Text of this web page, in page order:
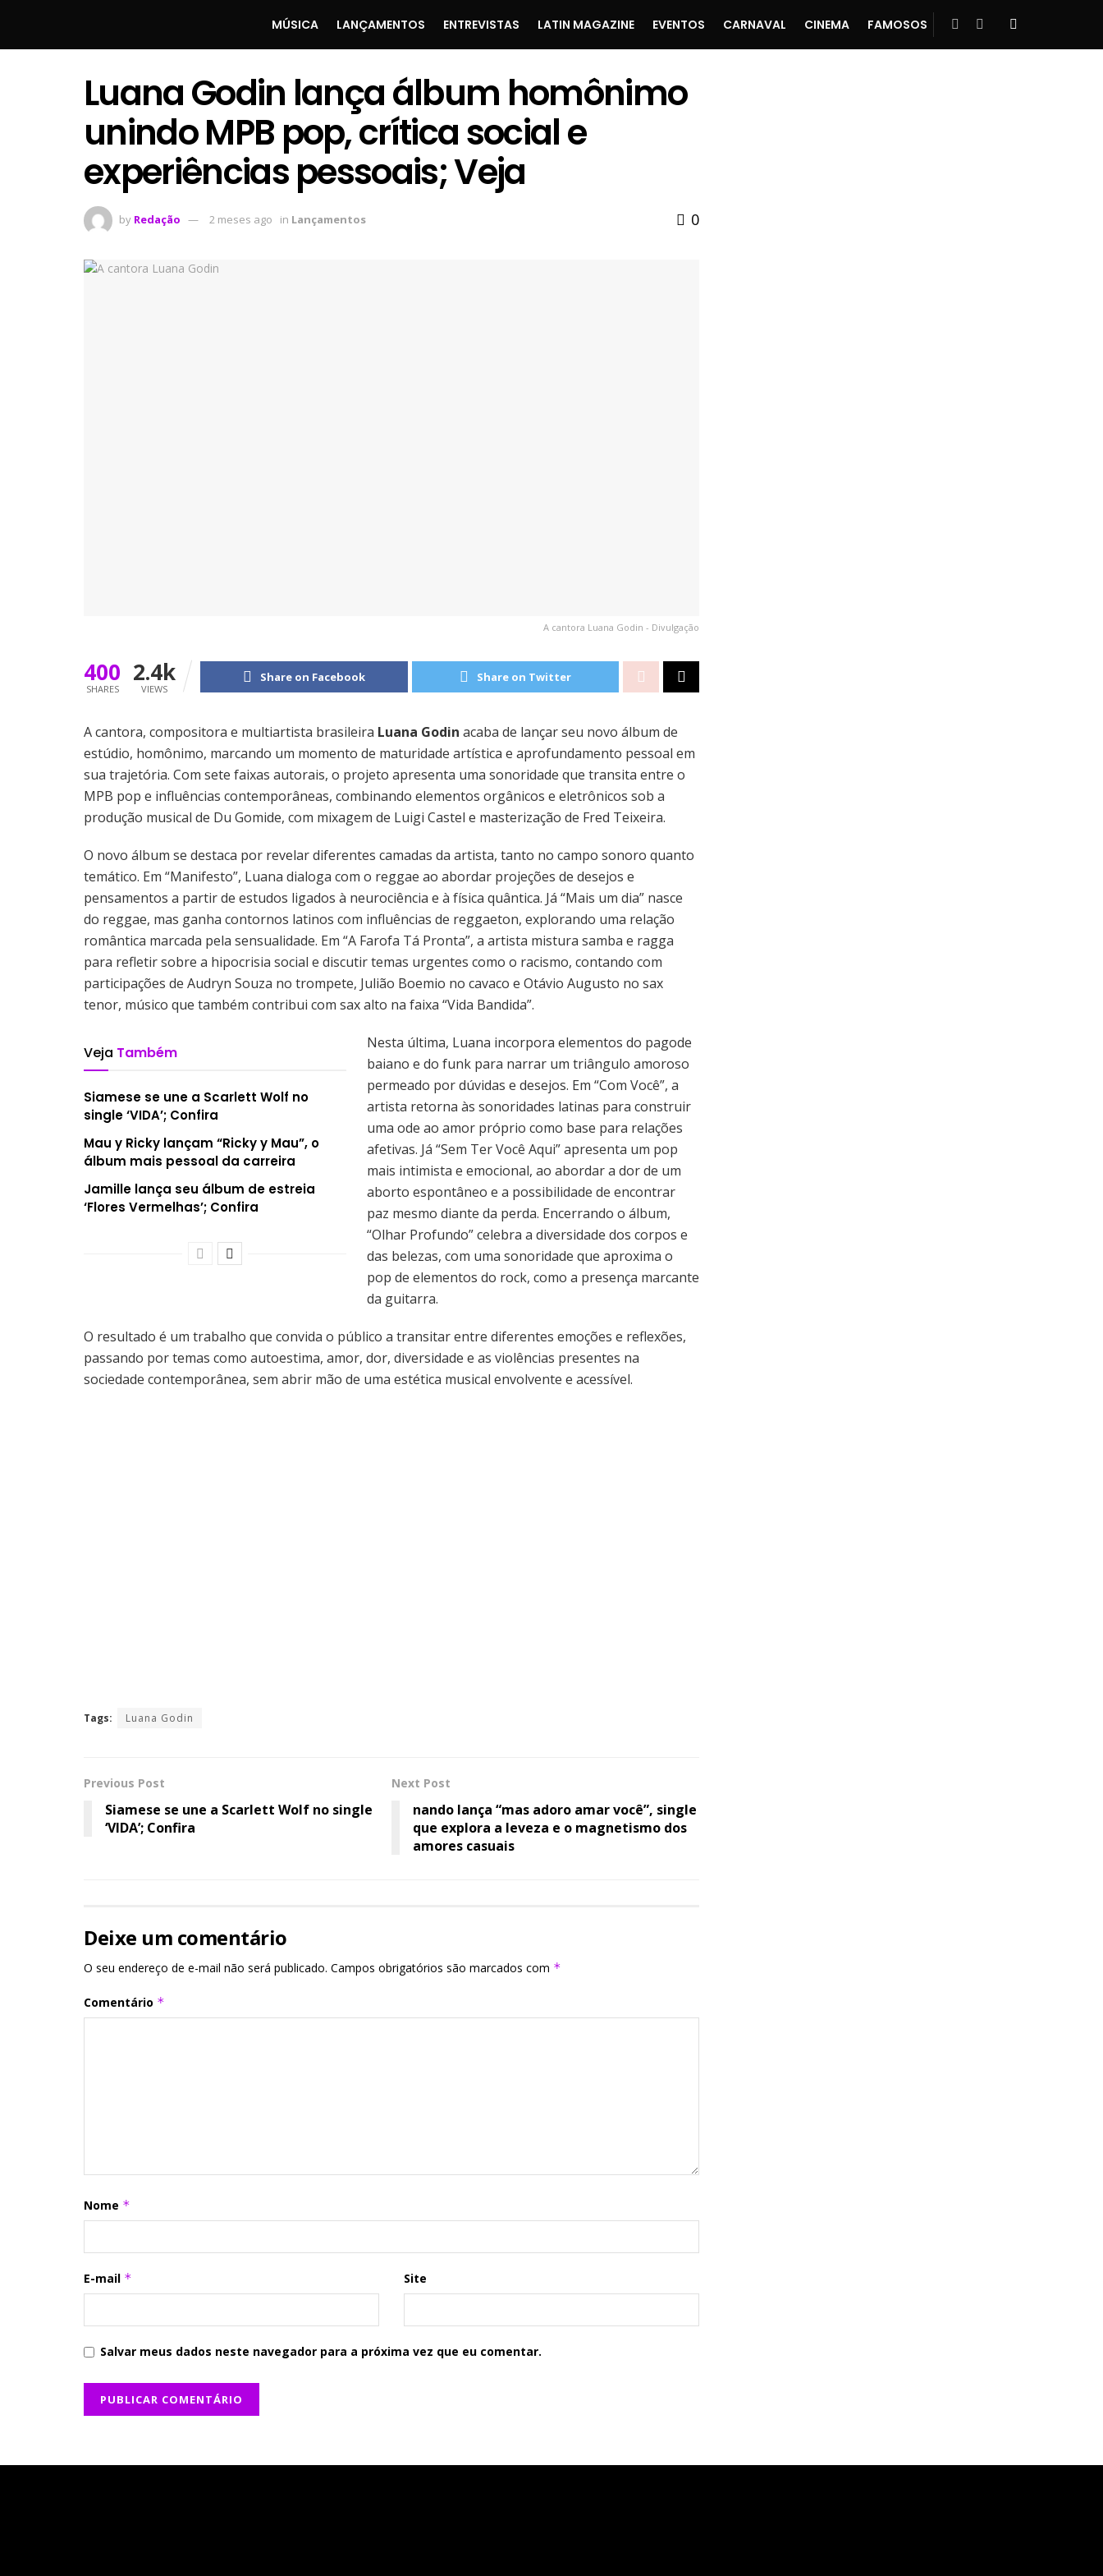
MÚSICA LANÇAMENTOS ENTREVISTAS LATIN MAGAZINE EVENTOS CARNAVAL CINEMA FAMOSOS
Luana Godin lança álbum homônimo
unindo MPB pop, crítica social e
experiências pessoais; Veja
by Redação 2 meses ago in Lançamentos 0
A cantora Luana Godin - Divulgação
400
SHARES
2.4k
VIEWS
Share on Facebook Share on Twitter
A cantora, compositora e multiartista brasileira Luana Godin acaba de lançar seu novo álbum de
estúdio, homônimo, marcando um momento de maturidade artística e aprofundamento pessoal em
sua trajetória. Com sete faixas autorais, o projeto apresenta uma sonoridade que transita entre o
MPB pop e influências contemporâneas, combinando elementos orgânicos e eletrônicos sob a
produção musical de Du Gomide, com mixagem de Luigi Castel e masterização de Fred Teixeira.
O novo álbum se destaca por revelar diferentes camadas da artista, tanto no campo sonoro quanto
temático. Em “Manifesto”, Luana dialoga com o reggae ao abordar projeções de desejos e
pensamentos a partir de estudos ligados à neurociência e à física quântica. Já “Mais um dia” nasce
do reggae, mas ganha contornos latinos com influências de reggaeton, explorando uma relação
romântica marcada pela sensualidade. Em “A Farofa Tá Pronta”, a artista mistura samba e ragga
para refletir sobre a hipocrisia social e discutir temas urgentes como o racismo, contando com
participações de Audryn Souza no trompete, Julião Boemio no cavaco e Otávio Augusto no sax
tenor, músico que também contribui com sax alto na faixa “Vida Bandida”.
Veja Também
Siamese se une a Scarlett Wolf no
single ‘VIDA’; Confira
Mau y Ricky lançam “Ricky y Mau”, o
álbum mais pessoal da carreira
Jamille lança seu álbum de estreia
‘Flores Vermelhas’; Confira
Nesta última, Luana incorpora elementos do pagode
baiano e do funk para narrar um triângulo amoroso
permeado por dúvidas e desejos. Em “Com Você”, a
artista retorna às sonoridades latinas para construir
uma ode ao amor próprio como base para relações
afetivas. Já “Sem Ter Você Aqui” apresenta um pop
mais intimista e emocional, ao abordar a dor de um
aborto espontâneo e a possibilidade de encontrar
paz mesmo diante da perda. Encerrando o álbum,
“Olhar Profundo” celebra a diversidade dos corpos e
das belezas, com uma sonoridade que aproxima o
pop de elementos do rock, como a presença marcante
da guitarra.
O resultado é um trabalho que convida o público a transitar entre diferentes emoções e reflexões,
passando por temas como autoestima, amor, dor, diversidade e as violências presentes na
sociedade contemporânea, sem abrir mão de uma estética musical envolvente e acessível.
Tags: Luana Godin
Previous Post
Siamese se une a Scarlett Wolf no single
‘VIDA’; Confira
Next Post
nando lança “mas adoro amar você”, single
que explora a leveza e o magnetismo dos
amores casuais
Deixe um comentário
O seu endereço de e-mail não será publicado. Campos obrigatórios são marcados com *
Comentário *
Nome *
E-mail * Site
Salvar meus dados neste navegador para a próxima vez que eu comentar.